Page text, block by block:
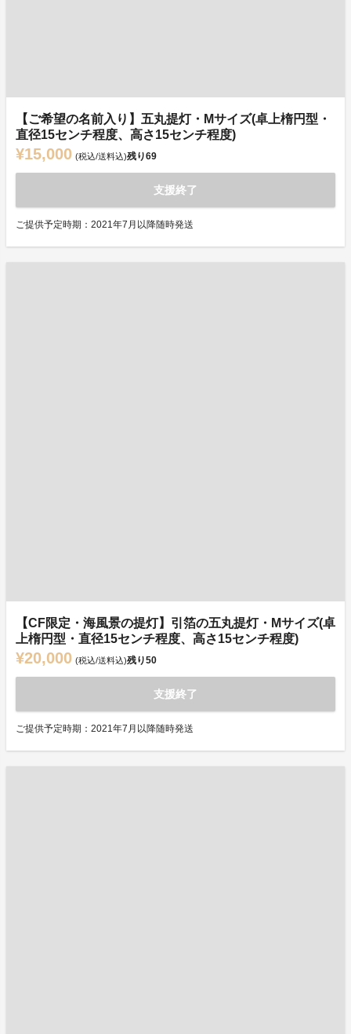
【ご希望の名前入り】五丸提灯・Mサイズ(卓上楕円型・
直径15センチ程度、高さ15センチ程度)
¥15,000 (税込/送料込)残り69
支援終了
ご提供予定時期：2021年7月以降随時発送
【CF限定・海風景の提灯】引箔の五丸提灯・Mサイズ(卓
上楕円型・直径15センチ程度、高さ15センチ程度)
¥20,000 (税込/送料込)残り50
支援終了
ご提供予定時期：2021年7月以降随時発送